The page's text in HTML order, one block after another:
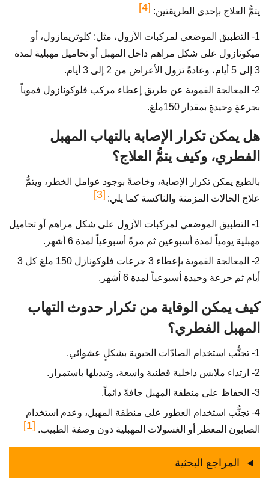
يتمُّ العلاج بإحدى الطريقتين: [4]
1- التطبيق الموضعي لمركبات الآزول، مثل: كلوتريمازول، أو
ميكونازول على شكل مراهم داخل المهبل أو تحاميل مهبلية لمدة
3 إلى 5 أيام، وعادةً تزول الأعراض من 2 إلى 3 أيام.
2- المعالجة الفموية عن طريق إعطاء مركب فلوكونازول فموياً
بجرعةٍ وحيدةٍ بمقدار 150ملغ.
هل يمكن تكرار الإصابة بالتهاب المهبل
الفطري، وكيف يتمُّ العلاج؟
بالطبع يمكن تكرار الإصابة، وخاصةً بوجود عوامل الخطر، ويتمُّ
علاج الحالات المزمنة والناكسة كما يلي: [3]
1- التطبيق الموضعي لمركبات الآزول على شكل مراهم أو تحاميل
مهبلية يومياً لمدة أسبوعين ثم مرةً أسبوعياً لمدة 6 أشهر.
2- المعالجة الفموية بإعطاء 3 جرعات فلوكونازل 150 ملغ كل 3
أيام ثم جرعة وحيدة أسبوعياً لمدة 6 أشهر.
كيف يمكن الوقاية من تكرار حدوث التهاب
المهبل الفطري؟
1- تجنُّب استخدام الصادّات الحيوية بشكلٍ عشوائي.
2- ارتداء ملابس داخلية قطنية واسعة، وتبديلها باستمرار.
3- الحفاظ على منطقة المهبل جافةً دائماً.
4- تجنُّب استخدام العطور على منطقة المهبل، وعدم استخدام
الصابون المعطر أو الغسولات المهبلية دون وصفة الطبيب. [1]
المراجع البحثية